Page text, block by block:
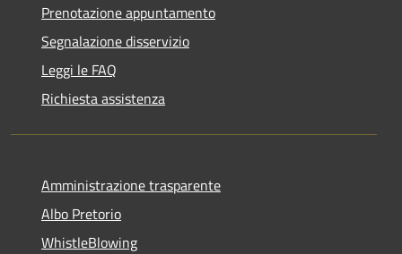
Prenotazione appuntamento
Segnalazione disservizio
Leggi le FAQ
Richiesta assistenza
Amministrazione trasparente
Albo Pretorio
WhistleBlowing